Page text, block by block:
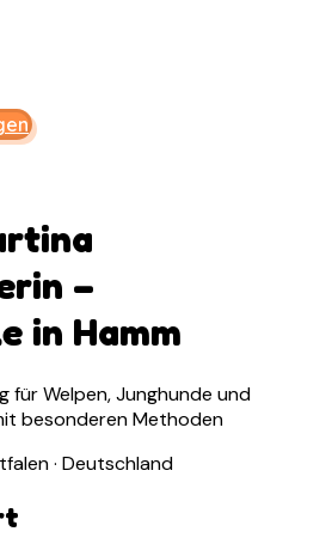
–
in Hamm
für Welpen, Junghunde und
besonderen Methoden
· Deutschland